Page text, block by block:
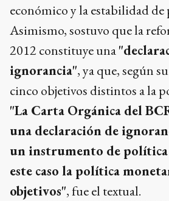
económico y la estabilidad de
Asimismo, sostuvo que la
2012 constituye una
ignorancia", ya que, según
cinco objetivos distintos a la
"La Carta Orgánica del
una declaración de
un instrumento de política
este caso la política
objetivos", fue el textual.